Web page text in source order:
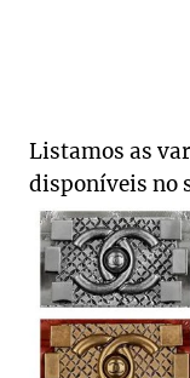
Listamos as
disponíveis no